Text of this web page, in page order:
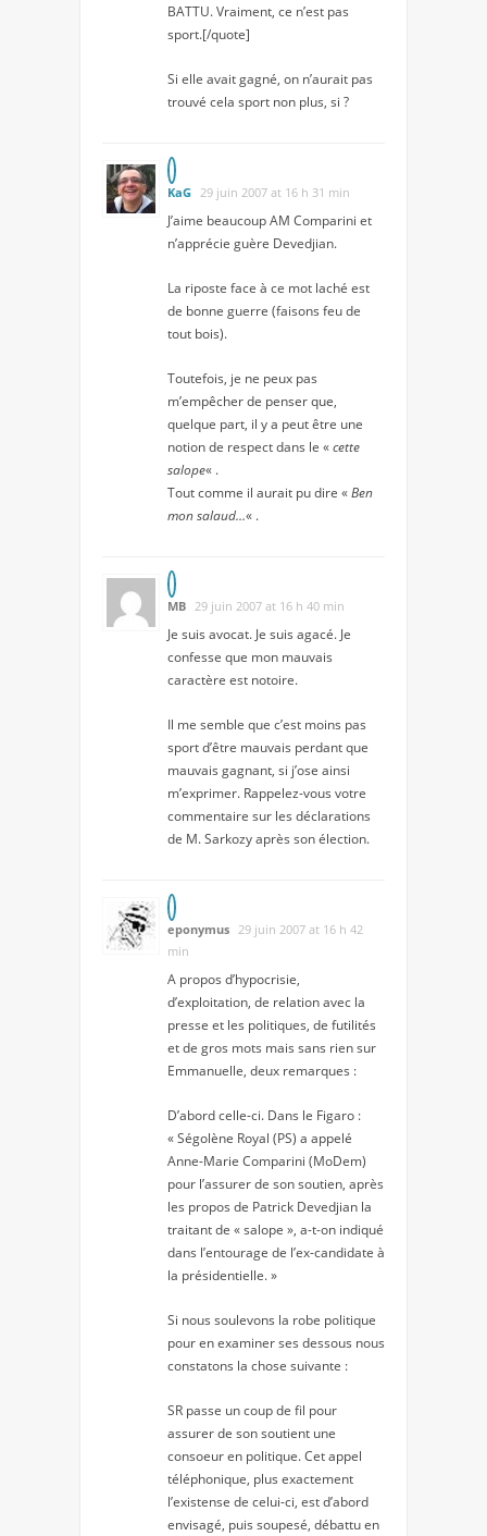
BATTU. Vraiment, ce n’est pas
sport.[/quote]
Si elle avait gagné, on n’aurait pas
trouvé cela sport non plus, si ?
KaG 29 juin 2007 at 16 h 31 min
J’aime beaucoup AM Comparini et
n’apprécie guère Devedjian.
La riposte face à ce mot laché est
de bonne guerre (faisons feu de
tout bois).
Toutefois, je ne peux pas
m’empêcher de penser que,
quelque part, il y a peut être une
notion de respect dans le «cette
salope« .
Tout comme il aurait pu dire «Ben
mon salaud…« .
MB 29 juin 2007 at 16 h 40 min
Je suis avocat. Je suis agacé. Je
confesse que mon mauvais
caractère est notoire.
Il me semble que c’est moins pas
sport d’être mauvais perdant que
mauvais gagnant, si j’ose ainsi
m’exprimer. Rappelez-vous votre
commentaire sur les déclarations
de M. Sarkozy après son élection.
eponymus 29 juin 2007 at 16 h 42
min
A propos d’hypocrisie,
d’exploitation, de relation avec la
presse et les politiques, de futilités
et de gros mots mais sans rien sur
Emmanuelle, deux remarques :
D’abord celle-ci. Dans le Figaro :
« Ségolène Royal (PS) a appelé
Anne-Marie Comparini (MoDem)
pour l’assurer de son soutien, après
les propos de Patrick Devedjian la
traitant de « salope », a-t-on indiqué
dans l’entourage de l’ex-candidate à
la présidentielle. »
Si nous soulevons la robe politique
pour en examiner ses dessous nous
constatons la chose suivante :
SR passe un coup de fil pour
assurer de son soutient une
consoeur en politique. Cet appel
téléphonique, plus exactement
l’existense de celui-ci, est d’abord
envisagé, puis soupesé, débattu en